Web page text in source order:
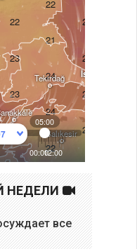
НЕДЕЛИ
все